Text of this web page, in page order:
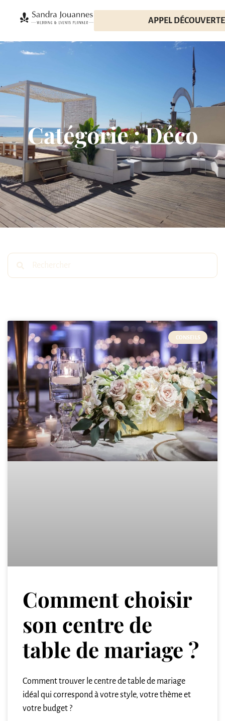
APPEL DÉCOUVERTE
Catégorie : Déco
CONSEILS
Comment choisir
son centre de
table de mariage ?
Comment trouver le centre de table de mariage
idéal qui correspond à votre style, votre thème et
votre budget ?